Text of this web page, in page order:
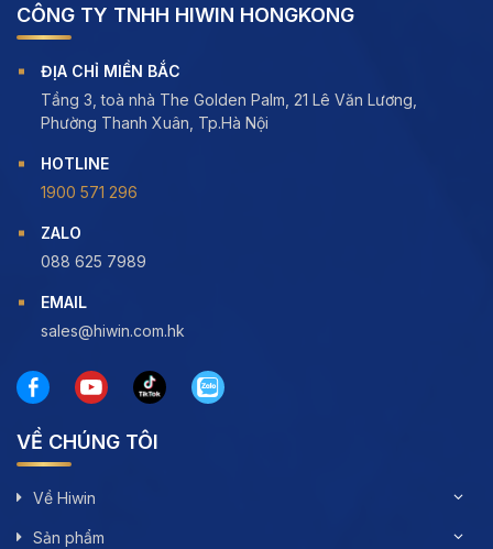
CÔNG TY TNHH HIWIN HONGKONG
ĐỊA CHỈ MIỀN BẮC
Tầng 3, toà nhà The Golden Palm, 21 Lê Văn Lương,
Phường Thanh Xuân, Tp.Hà Nội
HOTLINE
1900 571 296
ZALO
088 625 7989
EMAIL
sales@hiwin.com.hk
VỀ CHÚNG TÔI
Về Hiwin
Sản phẩm